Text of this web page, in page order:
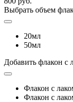
Выбрать объем
20мл
50мл
Добавить флакон с
Флакон с
Флакон с